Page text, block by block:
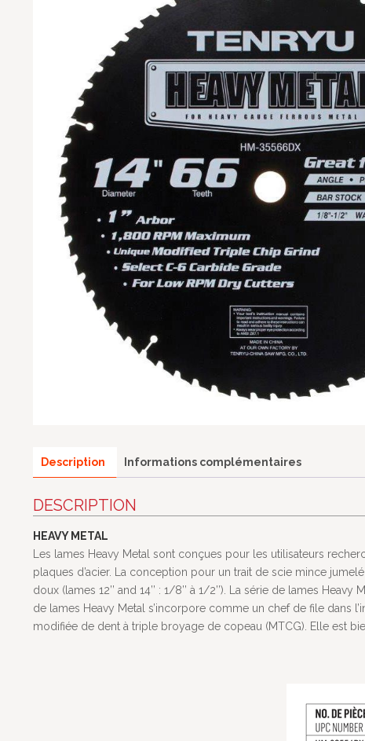
Description Informations complémentaires
DESCRIPTION
HEAVY METAL
Les lames Heavy Metal sont conçues pour les utilisateurs
plaques d’acier. La conception pour un trait de scie mince
doux (lames 12’’ and 14’’ : 1/8’’ à 1/2’’). La série de lames
de lames Heavy Metal s’incorpore comme un chef de file dans
modifiée de dent à triple broyage de copeau (MTCG). Elle est